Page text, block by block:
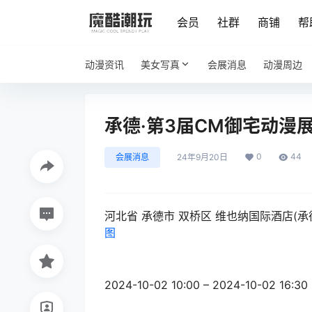
会员 社群 商铺 帮
动漫资讯 美女写真 会展消息 动漫周边
承德·第3届CM御宅动漫
会展消息 24年9月20日 0 44
河北省 承德市 双桥区 维也纳国际酒店(
图
2024-10-02 10:00 – 2024-10-02 16:30